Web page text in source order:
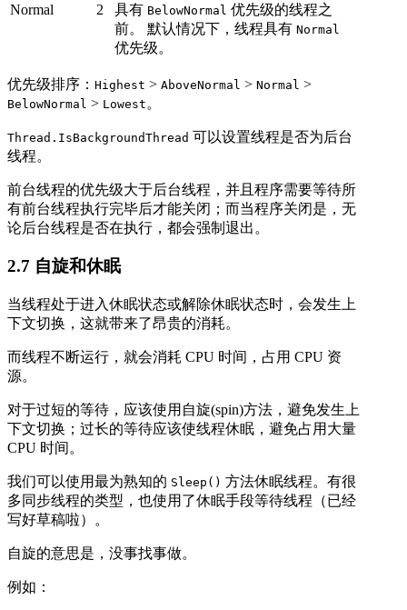
Normal 2
具有 BelowNormal 优先级的线程之
前。 默认情况下，线程具有 Normal
优先级。
优先级排序： Highest > AboveNormal > Normal >
BelowNormal > Lowest 。
Thread.IsBackgroundThread 可以设置线程是否为后台
线程。
前台线程的优先级大于后台线程，并且程序需要等待所
有前台线程执行完毕后才能关闭；而当程序关闭是，无
论后台线程是否在执行，都会强制退出。
2.7 自旋和休眠
当线程处于进入休眠状态或解除休眠状态时，会发生上
下文切换，这就带来了昂贵的消耗。
而线程不断运行，就会消耗 CPU 时间，占用 CPU 资
源。
对于过短的等待，应该使用自旋(spin)方法，避免发生上
下文切换；过长的等待应该使线程休眠，避免占用大量
CPU 时间。
我们可以使用最为熟知的 Sleep() 方法休眠线程。有很
多同步线程的类型，也使用了休眠手段等待线程（已经
写好草稿啦）。
自旋的意思是，没事找事做。
例如：